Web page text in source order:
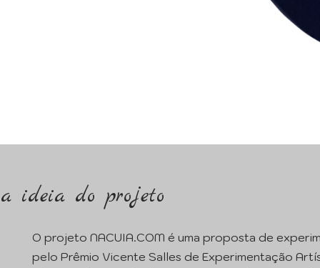
a ideia do projeto
O projeto NACUIA.COM é uma proposta de
pelo Prêmio Vicente Salles de Experimentação